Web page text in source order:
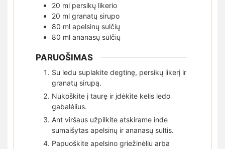
20 ml persikų likerio
20 ml granatų sirupo
80 ml apelsinų sulčių
80 ml ananasų sulčių
PARUOŠIMAS
Su ledu suplakite degtinę, persikų likerį ir
granatų sirupą.
Nukoškite į taurę ir įdėkite kelis ledo
gabalėlius.
Ant viršaus užpilkite atskirame inde
sumaišytas apelsinų ir ananasų sultis.
Papuoškite apelsino griežinėliu arba